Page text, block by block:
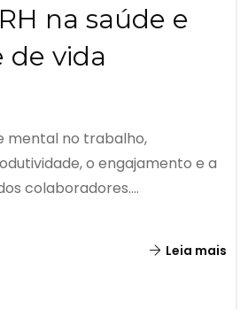
na saúde e
de vida
mental no trabalho,
o engajamento e a
colaboradores....
Leia mais